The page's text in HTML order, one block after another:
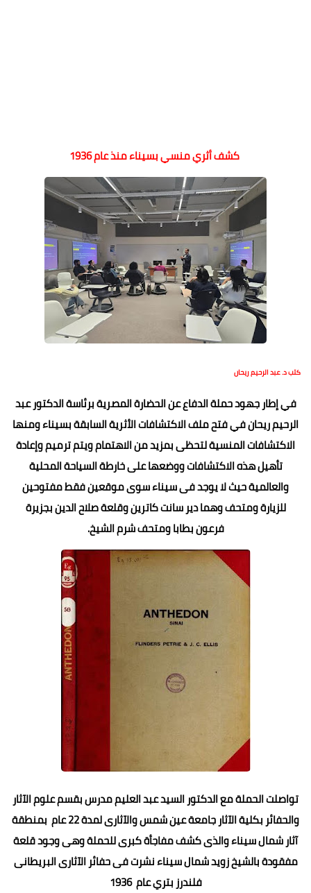
كشف أثري منسي بسيناء منذ عام 1936
كتب د. عبد الرحيم ريحان
في إطار جهود حملة الدفاع عن الحضارة المصرية برئاسة الدكتور عبد
الرحيم ريحان في فتح ملف الاكتشافات الأثرية السابقة بسيناء ومنها
الاكتشافات المنسية لتحظى بمزيد من الاهتمام ويتم ترميم وإعادة
تأهيل هذه الاكتشافات ووضعها على خارطة السياحة المحلية
والعالمية حيث لا يوجد فى سيناء سوى موقعين فقط مفتوحين
للزيارة ومتحف وهما دير سانت كاترين وقلعة صلاح الدين بجزيرة
فرعون بطابا ومتحف شرم الشيخ.
تواصلت الحملة مع الدكتور السيد عبد العليم مدرس بقسم علوم الآثار
والحفائر بكلية الآثار جامعة عين شمس والآثارى لمدة 22 عام بمنطقة
آثار شمال سيناء والذى كشف مفاجأة كبرى للحملة وهى وجود قلعة
مفقودة بالشيخ زويد شمال سيناء نشرت فى حفائر الآثارى البريطانى
فلندرز بتري عام 1936